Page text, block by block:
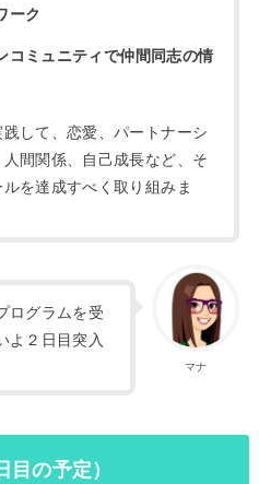
ーク
コミュニティで仲間同志の情
して、恋愛、パートナーシ
間関係、自己成長など、そ
を達成すべく取り組みま
マナ
ログラムを受
よ２日目突入
の予定）